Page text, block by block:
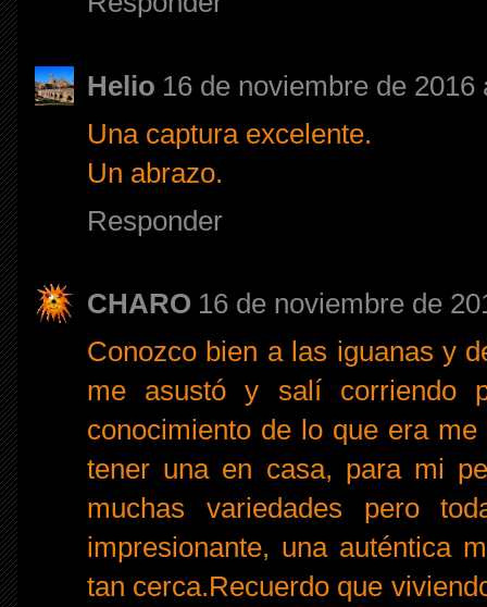
Helio 16 de noviembre de 2016
Una captura excelente.
Un abrazo.
Responder
CHARO 16 de noviembre de
Conozco bien a las iguanas y
me asustó y salí corriendo
conocimiento de lo que era
tener una en casa, para mi
muchas variedades pero
impresionante, una auténtica
tan cerca.Recuerdo que